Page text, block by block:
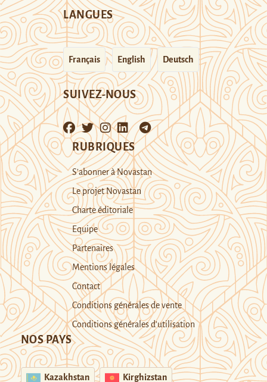
LANGUES
Français English Deutsch
SUIVEZ-NOUS
RUBRIQUES
S’abonner à Novastan
Le projet Novastan
Charte éditoriale
Equipe
Partenaires
Mentions légales
Contact
Conditions générales de vente
Conditions générales d’utilisation
NOS PAYS
Kazakhstan Kirghizstan